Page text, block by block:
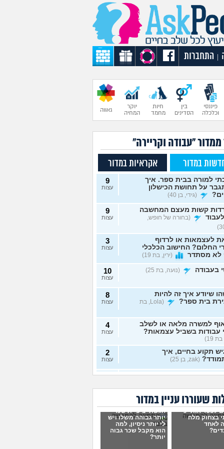
התחברות
פיננסי
וכלכלה
בין
הסדינים
חיות
מחמד
יוקר
המחיה
גאווה
ממדור "עבודה וקריירה"
במדור אקראיות במדור
למורה בבית ספר. איך
על תחושת הכישלון
(גידי, בן 40)
9
עצות
קשות מעצם המחשבה
(בחורה של חופש,
9
עצות
לעצמאות או לרדוף
החלום? החישוב הכלכלי
לא מסתדר
(ירין, בת 19)
3
עצות
בעבודה (נועה, בת 25) 10
עצות
שיודע איך זה להיות
בית ספר?
(Lola, בת
8
עצות
למשרה מלאה או לשלב
עבודות בשביל עצמאות?
19)
4
עצות
תקוע בחיים, איך
(zak, בן 25)
2
עצות
לעשות כסף מתמונות של
שיגלו אותי?
(אליס, בת
7
כמעט הכול בקשר
סלאש לימודים
שאין עתיד
(אנונימית, בת
4
עצות
שעוררו עניין במדור
לפטר אותי כי
בצחוק מלח
לאחד
הגשתי ציפיית שכר
יותר גבוהה משלו ויש
לי יותר ניסיון, למה
הוא מקבל שכר גבוה
יותר?